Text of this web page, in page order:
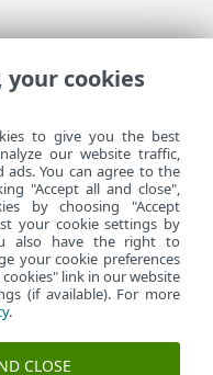
ESET
technique
Politique relative aux
your cookies
to give you the best
our website traffic,
You can agree to the
"Accept all and close",
by choosing "Accept
your cookie settings by
also have the right to
your cookie preferences
link in our website
(if available). For more
.
CLOSE